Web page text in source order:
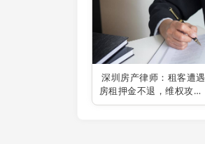
深圳房产律师：租客遭遇
房租押金不退，维权攻略
全解析